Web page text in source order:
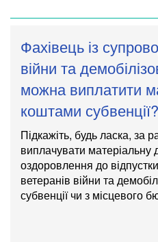
Фахівець із
війни та
можна виплатити
коштами субвенції?
Підкажіть, будь ласка, за
виплачувати матеріальну
оздоровлення до
ветеранів війни та
субвенції чи з місцевого